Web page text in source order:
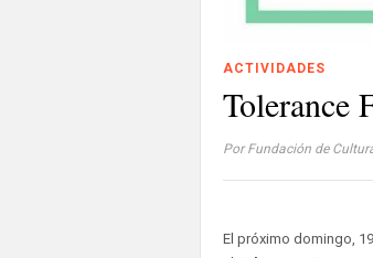
ACTIVIDADES
Tolerance
Por Fundación de
El próximo domingo,